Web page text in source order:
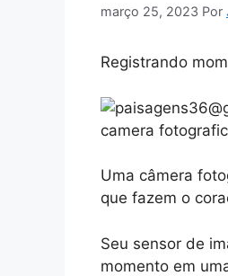
março 25, 2023 Por
Registrando
camera
Uma câmera
que fazem o
Seu sensor de
momento em